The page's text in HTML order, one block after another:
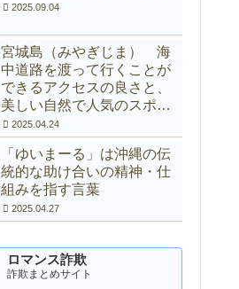
2025.09.04
宮城島（みやぎじま） 海
中道路を渡って行くことが
できるアクセスの良さと、
美しい自然で人気のスポッ
ト2025.04.24
「ゆいまーる」は沖縄の伝
統的な助け合いの精神・仕
組みを指す言葉
2025.04.27
ロマンス詐欺
詐欺まとめサイト